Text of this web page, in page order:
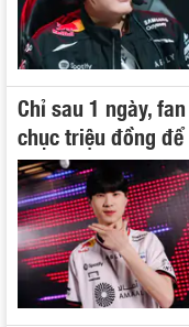
Chỉ sau 1 ngày,
chục triệu đồng